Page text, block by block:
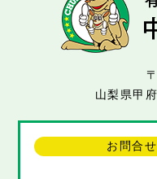
山梨県甲
お問合